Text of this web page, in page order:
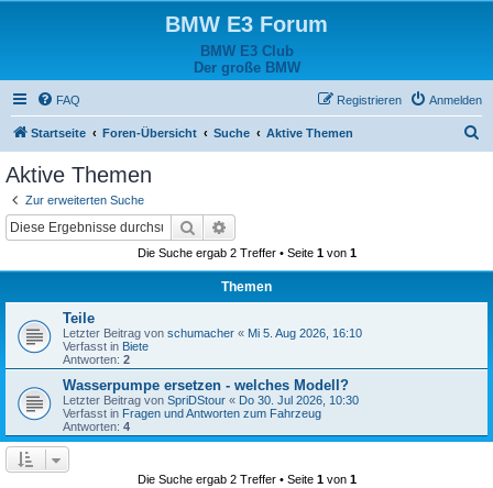
BMW E3 Forum
BMW E3 Club
Der große BMW
FAQ Anmelden
Registrieren
Startseite Foren-Übersicht Suche Aktive Themen
Aktive Themen
Zur erweiterten Suche
Suche
Die Suche ergab 2 Treffer • Seite 1von 1
Themen
Teile
Letzter Beitrag von schumacher « Mi 5. Aug 2026, 16:10
Verfasst in Biete
Antworten: 2
Wasserpumpe ersetzen - welches Modell?
Letzter Beitrag von SpriDStour « Do 30. Jul 2026, 10:30
Verfasst in Fragen und Antworten zum Fahrzeug
Antworten: 4
Die Suche ergab 2 Treffer • Seite 1von 1